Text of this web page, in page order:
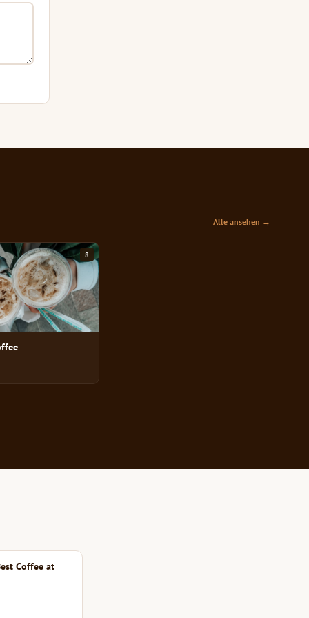
Alle ansehen →
8
Coffee at